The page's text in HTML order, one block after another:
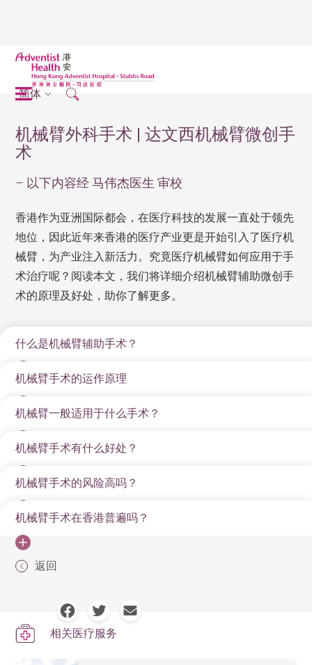
简体
机械臂外科手术 | 达文西机械臂微创手
术
– 以下内容经 马伟杰医生 审校
香港作为亚洲国际都会，在医疗科技的发展一直处于领先
地位，因此近年来香港的医疗产业更是开始引入了医疗机
械臂，为产业注入新活力。究竟医疗机械臂如何应用于手
术治疗呢？阅读本文，我们将详细介绍机械臂辅助微创手
术的原理及好处，助你了解更多。
什么是机械臂辅助手术？
机械臂辅助手术，又称为机械臂手术，即是外科医生利
用机械臂来协助进行微创手术。这项技术结合了机器臂
的精准度和微创手术的优势，为外科医生提供了更高的
精确度、灵活性及控制力。
机械臂手术的运作原理
机械臂手术的运作原理十分简单，首先要先了解机械臂
辅助手术的步骤：医生只需在患者身上开出几个小切
口，然后将机械臂微创仪器及医疗镜头放入患者体内，
即可透过控制台操作机械臂，并观察由镜头传输的高清
而机械臂手术所运用的原理包括：
机，能将手术区域放大四倍，让外科医生拥有更清晰
精准操作：机械臂能模拟人手多角度的灵活度，但动
作更加精准稳定，能执行复杂的解剖操作。
医生控制台：外科医生透过控制台操作机械臂，将手
机械臂一般适用于什么手术？
机械臂手术的技术及应用情况十分广泛，能用于切除肿
瘤、进行器官移植、修复组织及器官、缝合血管等复杂
程度较高的手术。以下为机械臂适用的手术治疗：
前列腺癌机械臂微创手术
泌尿系统包含了不同器官，肾脏、输尿管、膀胱及男士
的前列腺，也可能患有疾病，需要透过外科手术治疗。
借助这种技术助患者根治病情。
对于未有扩散转移的前列腺癌患者，机械臂辅助微创前
列腺癌根治手术提供了极高的精确度和安全性。在手术
机械臂手术有什么好处？
精准度高
机械臂的动作不受人手颤抖的影响，能更精确地执行手
术，扩大手术活动范围及灵活性，并降低并发症风险。
伤口较小
出血量少
机械臂的精准操作减少了对血管的损伤，降低了失血的
机械臂手术的风险高吗？
虽然机械臂手术在精准度和微创性方面有显著优势，但
仍存在一定风险：
设备故障： 机器故障可能导致手术中断，但发生率不
医生经验： 若由不熟练的医生操作可能会增加风险。
手术并发症： 个别手术自带的并发症。
机械臂手术在香港普遍吗？
大众对微创手术的需求增加，越来越多的香港医院都引
泌尿外科到妇产科等不同领域，技术更成熟。另外，各
个医院都积极培训医护人员，以提升机械臂手术的技术
返回
相关医疗服务